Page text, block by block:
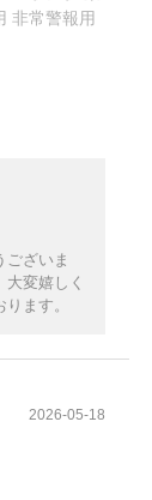
非常警報用
ございま
変嬉しく
ます。
2026-05-18